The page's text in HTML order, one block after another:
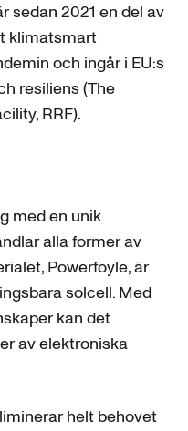
sedan 2021 en del av
klimatsmart
och ingår i EU:s
resiliens (The
RRF).
med en unik
alla former av
Powerfoyle, är
solcell. Med
kan det
av elektroniska
helt behovet